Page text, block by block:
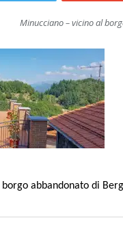
Minucciano – vicino al
abbandonato di